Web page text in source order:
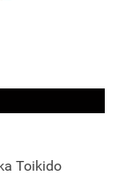
Toikido